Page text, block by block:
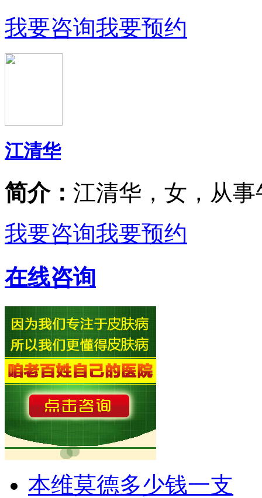
我要咨询我要预约
江清华
简介： 江清华，女，从事
我要咨询我要预约
在线咨询
本维莫德多少钱一支